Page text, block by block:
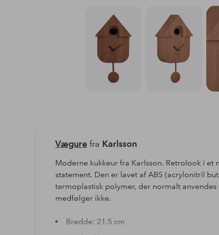
Vægurefra Karlsson
Moderne kukkeur fra Karlsson. Retrolook i
statement. Den er lavet af ABS (acrylonitril
termoplastisk polymer, der normalt
medfølger ikke.
Bredde: 21.5 cm